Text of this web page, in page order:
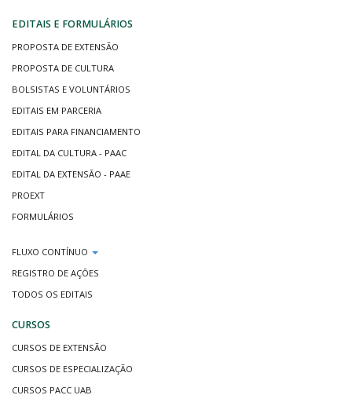
EDITAIS E FORMULÁRIOS
PROPOSTA DE EXTENSÃO
PROPOSTA DE CULTURA
BOLSISTAS E VOLUNTÁRIOS
EDITAIS EM PARCERIA
EDITAIS PARA FINANCIAMENTO
EDITAL DA CULTURA - PAAC
EDITAL DA EXTENSÃO - PAAE
PROEXT
FORMULÁRIOS
FLUXO CONTÍNUO
REGISTRO DE AÇÕES
TODOS OS EDITAIS
CURSOS
CURSOS DE EXTENSÃO
CURSOS DE ESPECIALIZAÇÃO
CURSOS PACC UAB